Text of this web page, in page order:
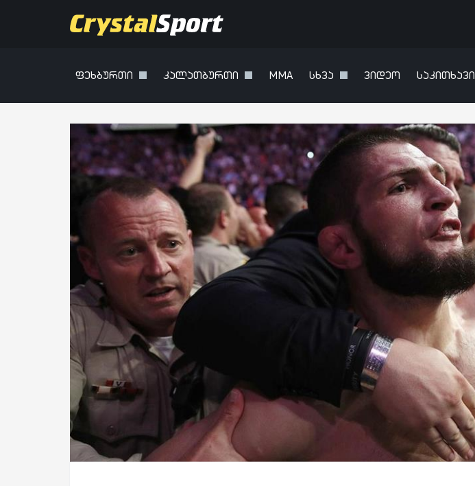
ფეხბურთი კალათბურთი MMA სხვა ვიდეო საკითხავი